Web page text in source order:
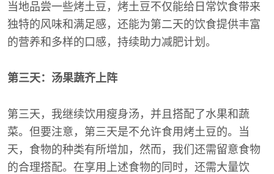
当地品尝一些烤土豆，烤土豆不仅能给日常饮食带来
独特的风味和满足感，还能为第二天的饮食提供丰富
的营养和多样的口感，持续助力减肥计划。
第三天：汤果蔬齐上阵
第三天，我继续饮用瘦身汤，并且搭配了水果和蔬
菜。但要注意，第三天是不允许食用烤土豆的。当
天，食物的种类有所增加，然而，我们还需留意食物
的合理搭配。在享用上述食物的同时，还需大量饮